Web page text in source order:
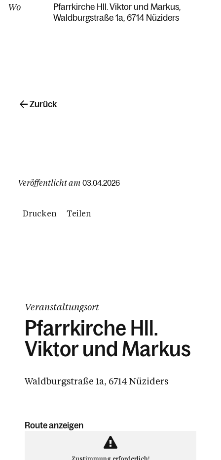
Wo
Pfarrkirche Hll. Viktor und Markus
Waldburgstraße 1a 6714 Nüziders
Veröffentlicht am 03.04.2026
Drucken Teilen
Zurück
Veranstaltungsort
Pfarrkirche Hll.
Viktor und Markus
Waldburgstraße 1a, 6714 Nüziders
Route anzeigen
Zustimmung erforderlich!